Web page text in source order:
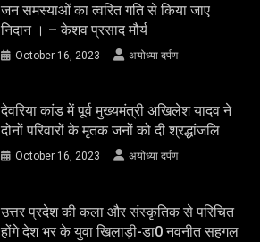
जन समस्याओं का त्वरित गति से किया जाए
निदान । – केशव प्रसाद मौर्य
October 16, 2023 अयोध्या दर्पण
देवरिया कांड में पूर्व मुख्यमंत्री अखिलेश यादव ने
दोनों परिवारों के मृतक जनों को दी श्रद्धांजलि
October 16, 2023 अयोध्या दर्पण
उत्तर प्रदेश की कला और संस्कृतिक से परिचित
होंगे देश भर के युवा खिलाड़ी-डा0 नवनीत सहगल